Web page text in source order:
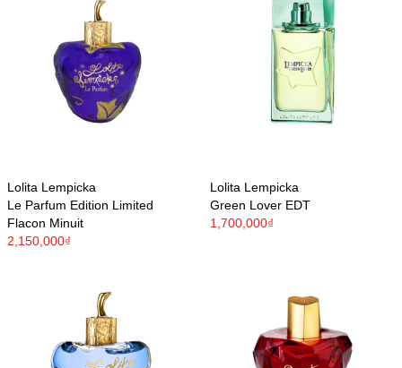
Lolita Lempicka
Le Parfum Edition Limited
Flacon Minuit
2,150,000₫
Lolita Lempicka
Green Lover EDT
1,700,000₫